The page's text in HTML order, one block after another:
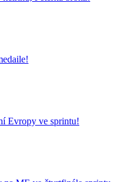
Evropy ve sprintu!